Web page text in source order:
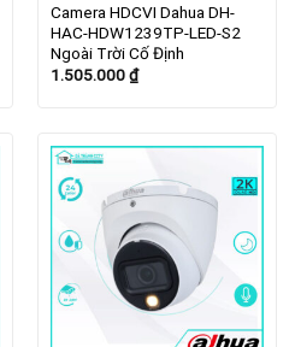
Camera HDCVI Dahua DH-
HAC-HDW1239TP-LED-S2
Ngoài Trời Cố Định
1.505.000₫